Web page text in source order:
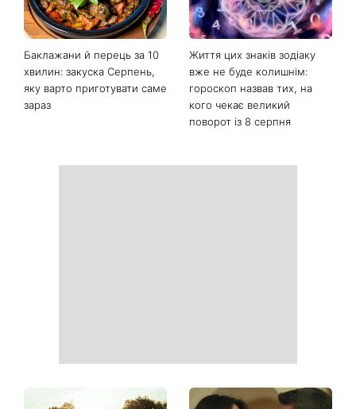
Останні новини
Баклажани й перець за 10
Життя цих знаків зодіаку